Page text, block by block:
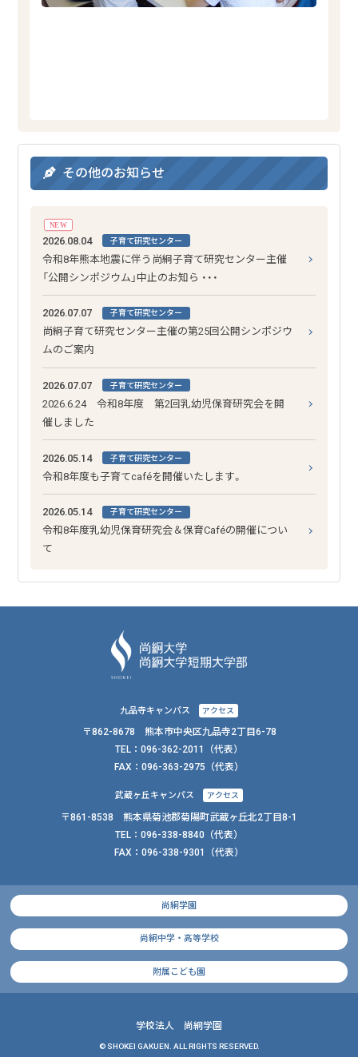
その他のお知らせ
NEW
2026.08.04 子育て研究センター
令和8年熊本地震に伴う尚絅子育て研究センター主催
「公開シンポジウム」中止のお知ら ・・・
2026.07.07 子育て研究センター
尚絅子育て研究センター主催の第25回公開シンポジウ
ムのご案内
2026.07.07 子育て研究センター
2026.6.24 令和8年度 第2回乳幼児保育研究会を開
催しました
2026.05.14 子育て研究センター
令和8年度も子育てcaféを開催いたします。
2026.05.14 子育て研究センター
令和8年度乳幼児保育研究会＆保育Caféの開催につい
て
九品寺キャンパス アクセス
〒862-8678 熊本市中央区九品寺2丁目6-78
TEL： 096-362-2011
（代表）
FAX： 096-363-2975（代表）
武蔵ヶ丘キャンパス アクセス
〒861-8538 熊本県菊池郡菊陽町武蔵ヶ丘北2丁目8-1
TEL： 096-338-8840 （代表）
FAX： 096-338-9301（代表）
尚絅学園
尚絅中学・高等学校
附属こども園
学校法人 尚絅学園
© SHOKEI GAKUEN. ALL RIGHTS RESERVED.